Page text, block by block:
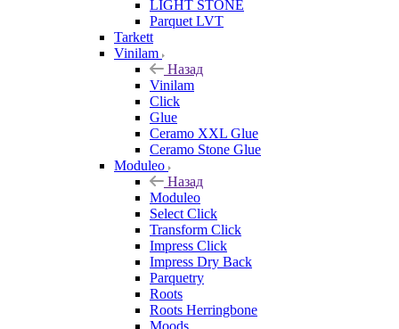
LIGHT STONE
Parquet LVT
Tarkett
Vinilam
Назад
Vinilam
Click
Glue
Ceramo XXL Glue
Ceramo Stone Glue
Moduleo
Назад
Moduleo
Select Click
Transform Click
Impress Click
Impress Dry Back
Parquetry
Roots
Roots Herringbone
Moods